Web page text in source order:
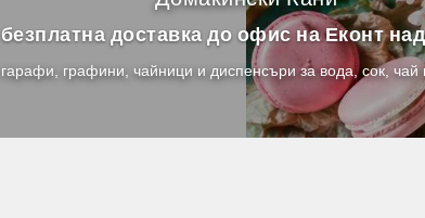
доставка до офис на Еконт
графини, чайници и диспенсъри за вода, сок, чай